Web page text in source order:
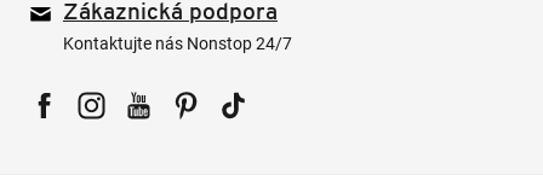
Zákaznická podpora
Kontaktujte nás Nonstop 24/7